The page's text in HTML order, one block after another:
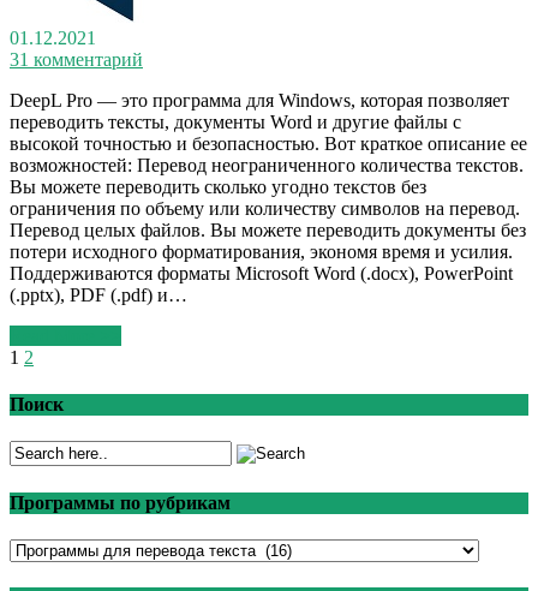
01.12.2021
31 комментарий
DeepL Pro — это программа для Windows, которая позволяет
переводить тексты, документы Word и другие файлы с
высокой точностью и безопасностью. Вот краткое описание ее
возможностей: Перевод неограниченного количества текстов.
Вы можете переводить сколько угодно текстов без
ограничения по объему или количеству символов на перевод.
Перевод целых файлов. Вы можете переводить документы без
потери исходного форматирования, экономя время и усилия.
Поддерживаются форматы Microsoft Word (.docx), PowerPoint
(.pptx), PDF (.pdf) и…
1 2
Поиск
Программы по рубрикам
Программы